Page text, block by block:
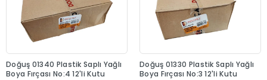
Doğuş 01340 Plastik Saplı Yağlı
Boya Fırçası No:4 12'li Kutu
Doğuş 01330 Plastik Saplı Yağlı
Boya Fırçası No:3 12'li Kutu